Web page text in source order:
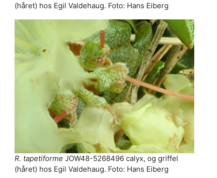
(håret) hos Egil Valdehaug. Foto: Hans Eiberg
R. tapetiforme JOW48-5268496 calyx, og griffel
(håret) hos Egil Valdehaug. Foto: Hans Eiberg